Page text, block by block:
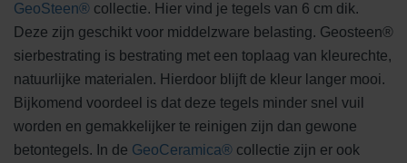
GeoSteen® collectie. Hier vind je tegels van 6 cm dik.
Deze zijn geschikt voor middelzware belasting. Geosteen®
sierbestrating is bestrating met een toplaag van kleurechte,
natuurlijke materialen. Hierdoor blijft de kleur langer mooi.
Bijkomend voordeel is dat deze tegels minder snel vuil
worden en gemakkelijker te reinigen zijn dan gewone
betontegels. In de GeoCeramica® collectie zijn er ook